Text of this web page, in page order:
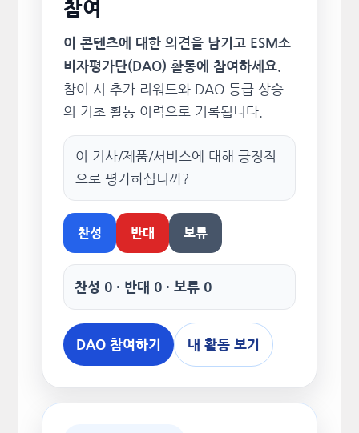
참여
이 콘텐츠에 대한 의견을 남기고 ESM소
비자평가단(DAO) 활동에 참여하세요.
참여 시 추가 리워드와 DAO 등급 상승
의 기초 활동 이력으로 기록됩니다.
이 기사/제품/서비스에 대해 긍정적
으로 평가하십니까?
찬성 반대 보류
찬성 0 · 반대 0 · 보류 0
DAO 참여하기 내 활동 보기